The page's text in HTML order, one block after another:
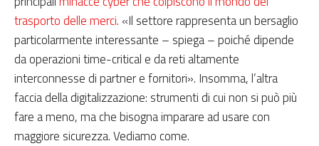
trasporto delle merci. «Il settore rappresenta un bersaglio
particolarmente interessante – spiega – poiché dipende
da operazioni time-critical e da reti altamente
interconnesse di partner e fornitori». Insomma, l’altra
faccia della digitalizzazione: strumenti di cui non si può più
fare a meno, ma che bisogna imparare ad usare con
maggiore sicurezza. Vediamo come.